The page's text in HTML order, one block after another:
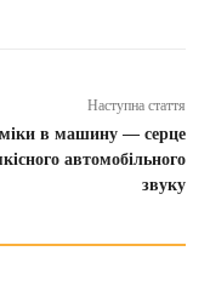
Наступна стаття
в машину — серце
автомобільного
звуку